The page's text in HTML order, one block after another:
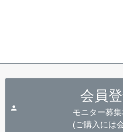
会員登
モニター募
(ご購入には